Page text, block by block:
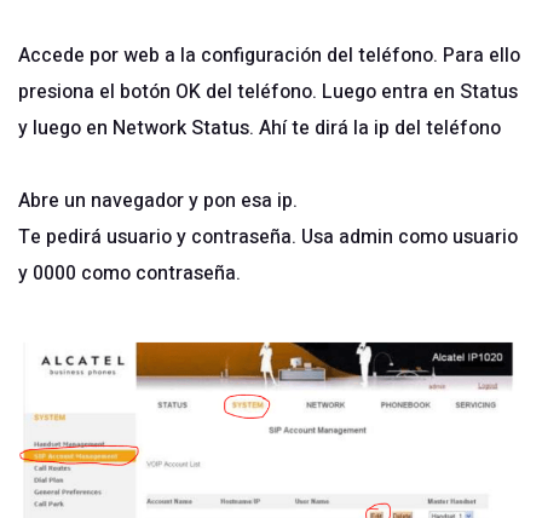
Accede por web a la configuración del teléfono. Para ello
presiona el botón OK del teléfono. Luego entra en Status
y luego en Network Status. Ahí te dirá la ip del teléfono
Abre un navegador y pon esa ip.
Te pedirá usuario y contraseña. Usa admin como usuario
y 0000 como contraseña.